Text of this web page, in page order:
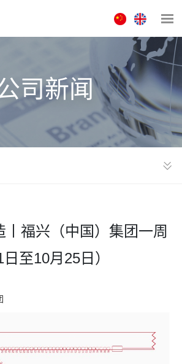
中
文
版
ENGLISH
司新闻
丨福兴（中国）集团一周
至10月25日）